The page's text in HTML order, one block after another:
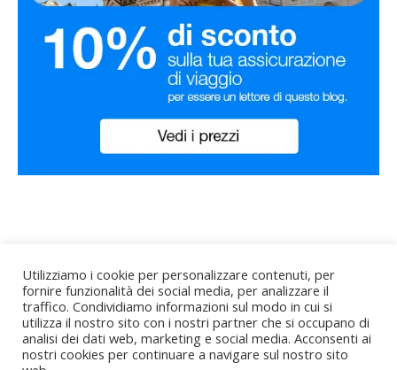
Bard Tema diWP Royal. Home About me
Utilizziamo i cookie per personalizzare contenuti, per
fornire funzionalità dei social media, per analizzare il
traffico. Condividiamo informazioni sul modo in cui si
utilizza il nostro sito con i nostri partner che si occupano di
analisi dei dati web, marketing e social media. Acconsenti ai
nostri cookies per continuare a navigare sul nostro sito